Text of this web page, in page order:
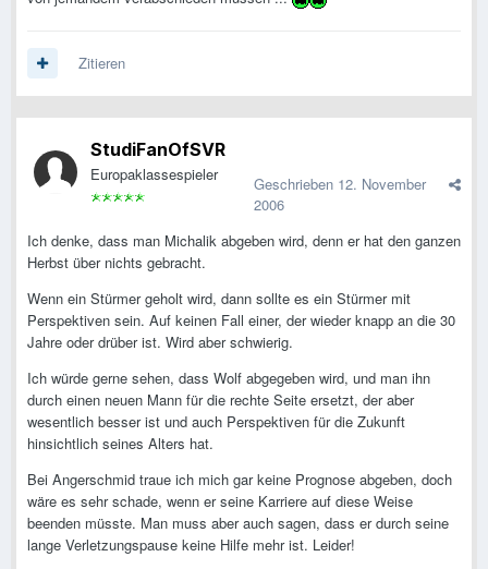
Zitieren
StudiFanOfSVR
Europaklassespieler Geschrieben 12. November
2006
Ich denke, dass man Michalik abgeben wird, denn er hat den ganzen
Herbst über nichts gebracht.
Wenn ein Stürmer geholt wird, dann sollte es ein Stürmer mit
Perspektiven sein. Auf keinen Fall einer, der wieder knapp an die 30
Jahre oder drüber ist. Wird aber schwierig.
Ich würde gerne sehen, dass Wolf abgegeben wird, und man ihn
durch einen neuen Mann für die rechte Seite ersetzt, der aber
wesentlich besser ist und auch Perspektiven für die Zukunft
hinsichtlich seines Alters hat.
Bei Angerschmid traue ich mich gar keine Prognose abgeben, doch
wäre es sehr schade, wenn er seine Karriere auf diese Weise
beenden müsste. Man muss aber auch sagen, dass er durch seine
lange Verletzungspause keine Hilfe mehr ist. Leider!